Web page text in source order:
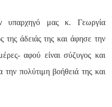
υπαρχηγό μας κ. Γεωργία
άδειάς της και άφησε την
αφού είναι σύζυγος και
πολύτιμη βοήθειά της και